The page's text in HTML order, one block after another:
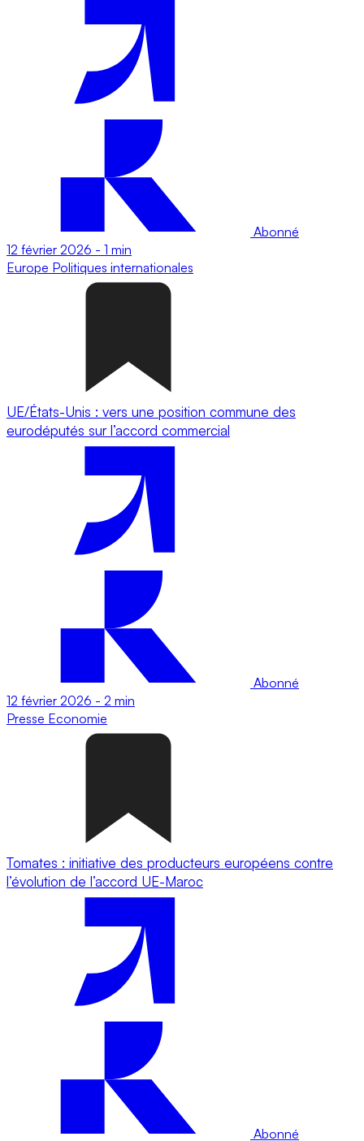
Abonné
12 février 2026 - 1 min
Europe Politiques internationales
UE/États-Unis : vers une position commune des
eurodéputés sur l’accord commercial
Abonné
12 février 2026 - 2 min
Presse Economie
Tomates : initiative des producteurs européens contre
l’évolution de l’accord UE-Maroc
Abonné